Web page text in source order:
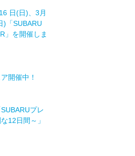
日(日)、3月
)「SUBARU
」を開催しま
開催中！
プレ
12日間～」